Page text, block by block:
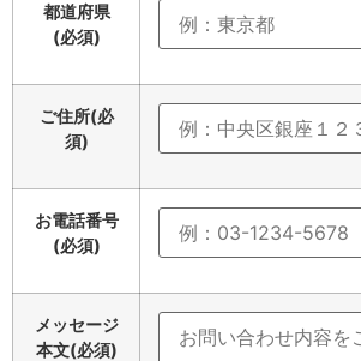
都道府県
(必須)
ご住所(必
須)
お電話番号
(必須)
メッセージ
本文(必須)